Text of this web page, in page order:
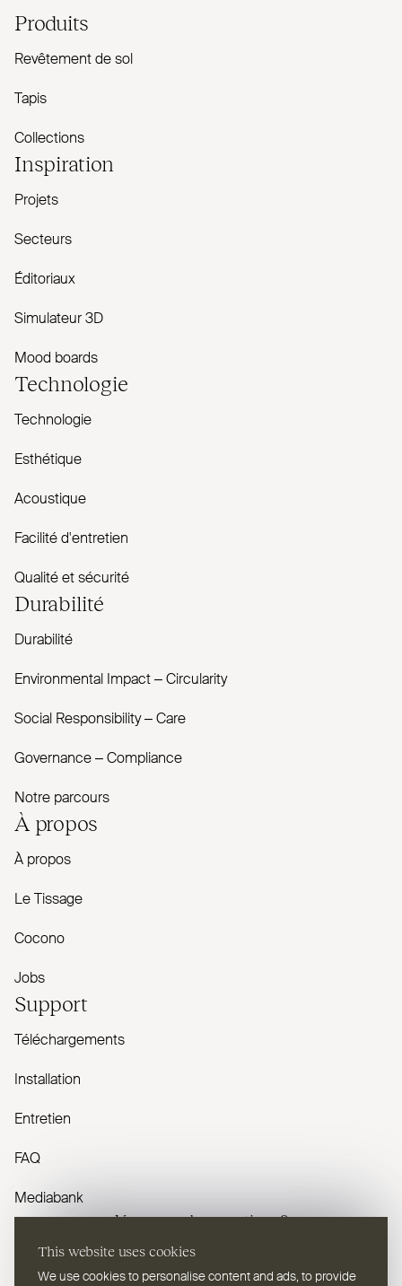
This website uses cookies
We use cookies to personalise content and ads, to provide
Produits
Revêtement de sol
Tapis
Collections
Inspiration
Projets
Secteurs
Éditoriaux
Simulateur 3D
Mood boards
Technologie
Technologie
Esthétique
Acoustique
Facilité d'entretien
Qualité et sécurité
Durabilité
Durabilité
Envi­ronmental Impact – Cir­cularity
Social Responsibility – Care
Governance – Com­pliance
Notre parcours
À propos
À propos
Le Tissage
Cocono
Jobs
Support
Téléchargements
Installation
Entretien
FAQ
Mediabank
Vous avez des questions ?